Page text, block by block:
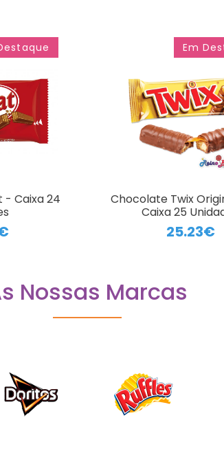
- Caixa 24
Em
Chocolate Twix
Caixa 25
25.23€
Nossas Marcas